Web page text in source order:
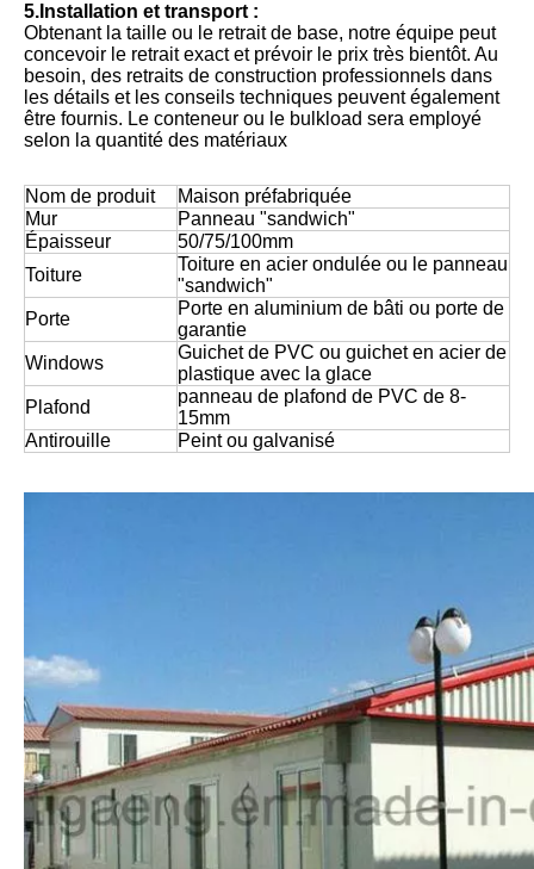
5.Installation et transport :
Obtenant la taille ou le retrait de base, notre équipe peut
concevoir le retrait exact et prévoir le prix très bientôt. Au
besoin, des retraits de construction professionnels dans
les détails et les conseils techniques peuvent également
être fournis. Le conteneur ou le bulkload sera employé
selon la quantité des matériaux
Nom de produit
Maison préfabriquée
Mur
Panneau "sandwich"
Épaisseur
50/75/100mm
Toiture
Toiture en acier ondulée ou le panneau
"sandwich"
Porte
Porte en aluminium de bâti ou porte de
garantie
Windows
Guichet de PVC ou guichet en acier de
plastique avec la glace
Plafond
panneau de plafond de PVC de 8-
15mm
Antirouille
Peint ou galvanisé